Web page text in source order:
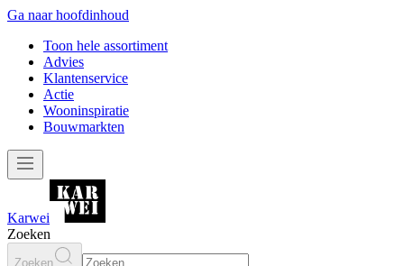
Ga naar hoofdinhoud
Toon hele assortiment
Advies
Klantenservice
Actie
Wooninspiratie
Bouwmarkten
Karwei
Zoeken
Zoeken